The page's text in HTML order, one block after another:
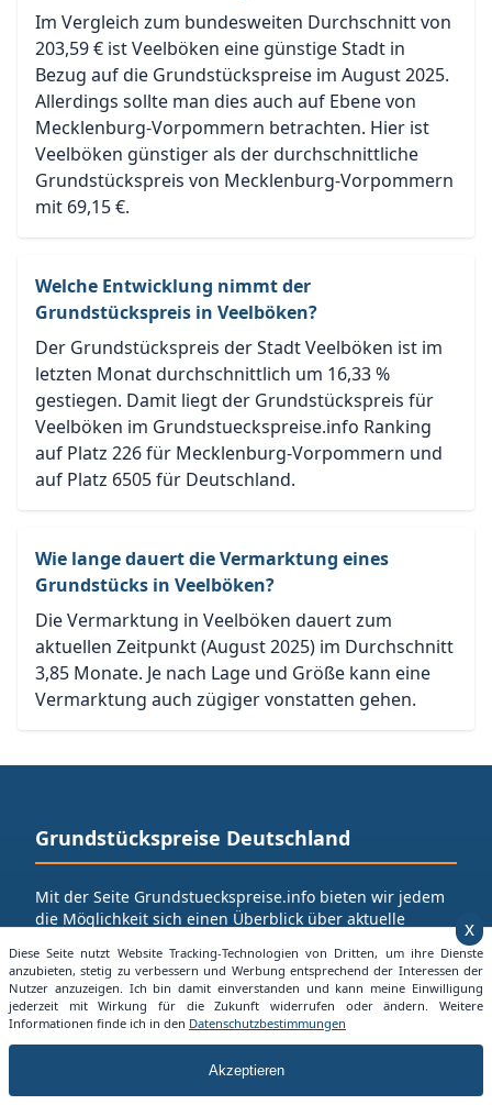
Im Vergleich zum bundesweiten Durchschnitt von
203,59 € ist Veelböken eine günstige Stadt in
Bezug auf die Grundstückspreise im August 2025.
Allerdings sollte man dies auch auf Ebene von
Mecklenburg-Vorpommern betrachten. Hier ist
Veelböken günstiger als der durchschnittliche
Grundstückspreis von Mecklenburg-Vorpommern
mit 69,15 €.
Welche Entwicklung nimmt der
Grundstückspreis in Veelböken?
Der Grundstückspreis der Stadt Veelböken ist im
letzten Monat durchschnittlich um 16,33 %
gestiegen. Damit liegt der Grundstückspreis für
Veelböken im Grundstueckspreise.info Ranking
auf Platz 226 für Mecklenburg-Vorpommern und
auf Platz 6505 für Deutschland.
Wie lange dauert die Vermarktung eines
Grundstücks in Veelböken?
Die Vermarktung in Veelböken dauert zum
aktuellen Zeitpunkt (August 2025) im Durchschnitt
3,85 Monate. Je nach Lage und Größe kann eine
Vermarktung auch zügiger vonstatten gehen.
Grundstückspreise Deutschland
Mit der Seite Grundstueckspreise.info bieten wir jedem
die Möglichkeit sich einen Überblick über aktuelle
Besuchen Sie auch:
Alles über Mietpreise in Deuschland
Unsere Informationsbereiche
x
Diese Seite nutzt Website Tracking-Technologien von Dritten, um ihre Dienste
anzubieten, stetig zu verbessern und Werbung entsprechend der Interessen der
Nutzer anzuzeigen. Ich bin damit einverstanden und kann meine Einwilligung
jederzeit mit Wirkung für die Zukunft widerrufen oder ändern. Weitere
Informationen finde ich in den Datenschutzbestimmungen
Akzeptieren